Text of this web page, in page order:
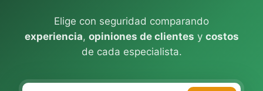
Elige con seguridad comparando
experiencia, opiniones de clientes y costos
de cada especialista.